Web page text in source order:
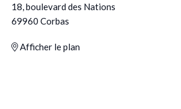
18, boulevard des Nations
69960 Corbas
Afficher le plan